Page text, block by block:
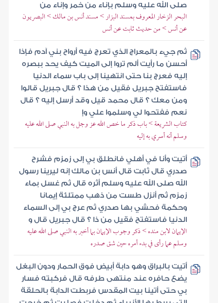
صلى الله عليه وسلم بإناء من خمر وإناء من
البحر الزخار المعروف بمسند البزار > مسند أنس بن مالك > البصريون
عن أنس > من حديث ثابت عن أنس
ثم جيء بالمعراج الذي تعرج فيه أرواح بني آدم فإذا
أحسن ما رأيت ألم تروا إلى الميت كيف يحد ببصره
إليه فعرج بنا حتى انتهينا إلى باب سماء الدنيا
فاستفتح جبريل فقيل من هذا ؟ قال جبريل قالوا
ومن معك ؟ قال محمد قيل وقد أرسل إليه ؟ قال
نعم ففتحوا لي وسلموا علي وإ
كتاب الشريعة > باب ذكر ما خص الله عز وجل به النبي صلى الله عليه
وسلم أنه أسري به إليه
أتيت وأنا في أهلي فانطلق بي إلى زمزم فشرح
صدري قال ثابت قال أنس بن مالك إنه ليرينا رسول
الله صلى الله عليه وسلم أثره قال ثم غسل بماء
زمزم ثم أنزل طست من ذهب ممتلئة إيمانا
وحكمة فحشي بها صدري ثم عرج بي إلى السماء
الدنيا فاستفتح فقيل من ذا ؟ قال جبريل قال و
الإيمان لابن منده > ذكر وجوب الإيمان بما أخبر به النبي صلى الله عليه
وسلم عما رأى في بدء أمره حين شق صدره
أتيت بالبراق وهو دابة أبيض فوق الحمار ودون البغل
يضع حافره عند منتهى طرفه قال فركبته فسار
بي حتى أتينا بيت المقدس فربطت الدابة بالحلقة